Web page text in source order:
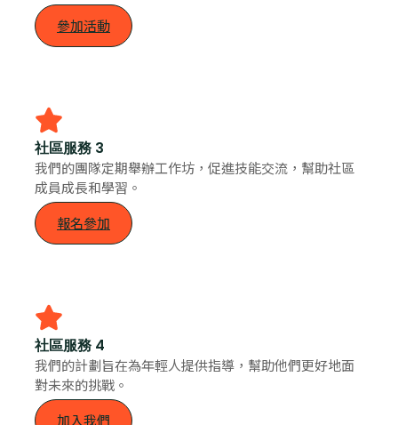
參加活動
社區服務 3
我們的團隊定期舉辦工作坊，促進技能交流，幫助社區
成員成長和學習。
報名參加
社區服務 4
我們的計劃旨在為年輕人提供指導，幫助他們更好地面
對未來的挑戰。
加入我們